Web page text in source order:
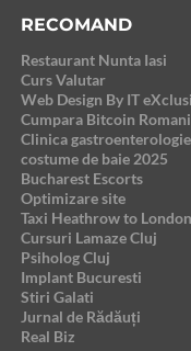
RECOMAND
Restaurant Nunta Iasi
Curs Valutar
Web Design By IT
Cumpara Bitcoin
Clinica gastroenterologie
costume de baie 2025
Bucharest Escorts
Optimizare site
Taxi Heathrow to London
Cursuri Lamaze Cluj
Psiholog Cluj
Implant Bucuresti
Stiri Galati
Jurnal de Rădăuți
Real Biz